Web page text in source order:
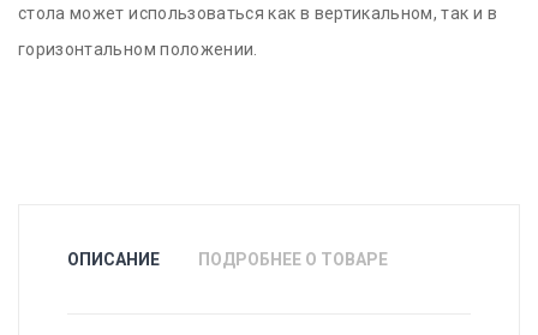
стола может использоваться как в вертикальном, так и в
горизонтальном положении.
ОПИСАНИЕ ПОДРОБНЕЕ О ТОВАРЕ